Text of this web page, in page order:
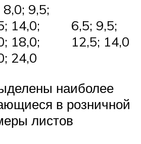
8,0; 9,5;
14,0;
18,0;
24,0
6,5; 9,5;
12,5; 14,0
наиболее
в розничной
листов